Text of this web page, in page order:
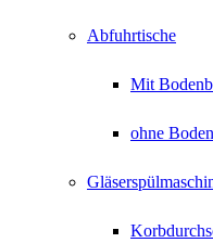
Abfuhrtische
Mit
ohne